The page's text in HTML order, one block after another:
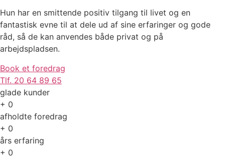
Hun har en smittende positiv tilgang til livet og en
fantastisk evne til at dele ud af sine erfaringer og gode
råd, så de kan anvendes både privat og på
arbejdspladsen.
Book et foredrag
Tlf. 20 64 89 65
glade kunder
+ 0
afholdte foredrag
+ 0
års erfaring
+ 0